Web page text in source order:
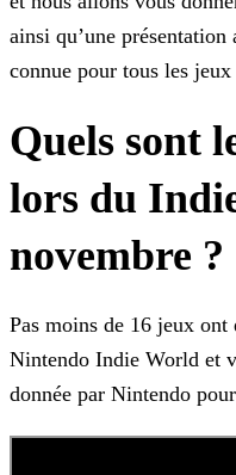
ainsi qu’une
connue pour tous les jeux
Quels sont
lors du
novembre ?
Pas moins de 16 jeux ont
Nintendo Indie World et
donnée par Nintendo